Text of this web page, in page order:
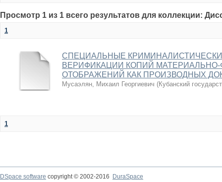
Просмотр 1 из 1 всего результатов для коллекции:
1
СПЕЦИАЛЬНЫЕ
ВЕРИФИКАЦИИ КОПИЙ
ОТОБРАЖЕНИЙ КАК ПРОИЗВОДНЫХ
Мусаэлян, Михаил Георгиевич (Кубанский
1
DSpace software copyright © 2002-2016
DuraSpace